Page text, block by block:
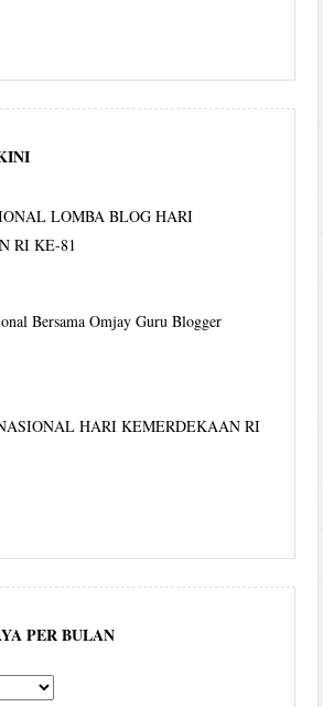
LOMBA BLOG HARI
RI KE-81
Bersama Omjay Guru Blogger
HARI KEMERDEKAAN RI
PER BULAN